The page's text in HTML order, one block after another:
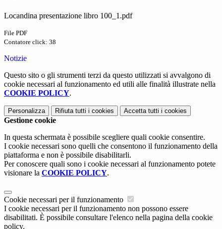
Locandina presentazione libro 100_1.pdf
File PDF
Contatore click: 38
Notizie
Questo sito o gli strumenti terzi da questo utilizzati si avvalgono di
cookie necessari al funzionamento ed utili alle finalità illustrate nella
COOKIE POLICY.
Personalizza Rifiuta tutti i cookies Accetta tutti i cookies
Gestione cookie
In questa schermata è possibile scegliere quali cookie consentire.
I cookie necessari sono quelli che consentono il funzionamento della
piattaforma e non è possibile disabilitarli.
Per conoscere quali sono i cookie necessari al funzionamento potete
visionare la COOKIE POLICY.
Cookie necessari per il funzionamento
I cookie necessari per il funzionamento non possono essere
disabilitati. È possibile consultare l'elenco nella pagina della cookie
policy.